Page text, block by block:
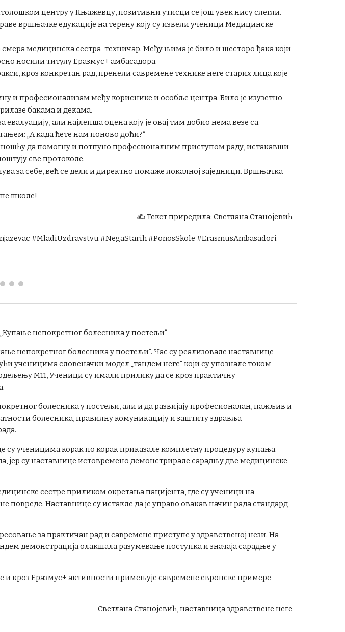
центру у Књажевцу, позитивни утисци се још увек нису слегли.
вршњачке едукације на терену коју су извели ученици Медицинске
смера медицинска сестра-техничар. Међу њима је било и шесторо ђака који
носили титулу Еразмус+ амбасадора.
кроз конкретан рад, пренели савремене технике неге старих лица које
и професионализам међу кориснике и особље центра. Било је изузетно
бакама и декама.
али најлепша оцена коју је овај тим добио нема везе са
„А када ћете нам поново доћи?“
да помогну и потпуно професионалним приступом раду, истакавши
све протоколе.
за себе, већ се дели и директно помаже локалној заједници. Вршњачка
школе!
✍️ Текст приредила: Светлана Станојевић
#MladiUzdravstvu #NegaStarih #PonosSkole #ErasmusAmbasadori
„Купање непокретног болесника у постељи“
непокретног болесника у постељи“. Час су реализовале наставнице
ученицима словеначки модел „тандем неге“ који су упознале током
М11, Ученици су имали прилику да се кроз практичну
болесника у постељи, али и да развијају професионалан, пажљив и
болесника, правилну комуникацију и заштиту здравља
су ученицима корак по корак приказале комплетну процедуру купања
јер су наставнице истовремено демонстрирале сарадњу две медицинске
сестре приликом окретања пацијента, где су ученици на
Наставнице су истакле да је управо овакав начин рада стандард
за практичан рад и савремене приступе у здравственој нези. На
демонстрација олакшала разумевање поступка и значаја сарадње у
кроз Еразмус+ активности примењује савремене европске примере
Светлана Станојевић, наставница здравствене неге